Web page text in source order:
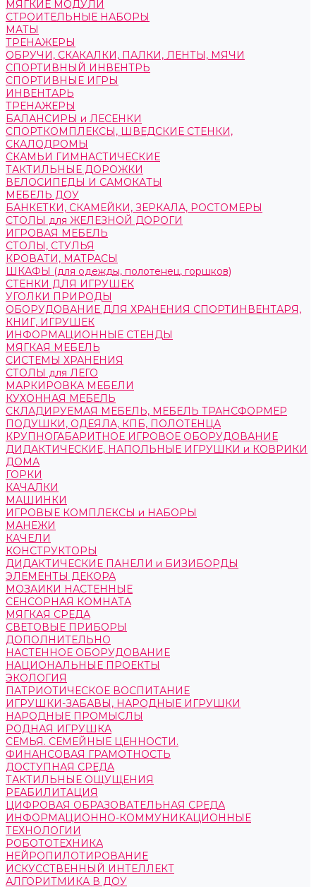
МЯГКИЕ МОДУЛИ
СТРОИТЕЛЬНЫЕ НАБОРЫ
МАТЫ
ТРЕНАЖЕРЫ
ОБРУЧИ, СКАКАЛКИ, ПАЛКИ, ЛЕНТЫ, МЯЧИ
СПОРТИВНЫЙ ИНВЕНТРЬ
СПОРТИВНЫЕ ИГРЫ
ИНВЕНТАРЬ
ТРЕНАЖЕРЫ
БАЛАНСИРЫ и ЛЕСЕНКИ
СПОРТКОМПЛЕКСЫ, ШВЕДСКИЕ СТЕНКИ,
СКАЛОДРОМЫ
СКАМЬИ ГИМНАСТИЧЕСКИЕ
ТАКТИЛЬНЫЕ ДОРОЖКИ
ВЕЛОСИПЕДЫ И САМОКАТЫ
МЕБЕЛЬ ДОУ
БАНКЕТКИ, СКАМЕЙКИ, ЗЕРКАЛА, РОСТОМЕРЫ
СТОЛЫ для ЖЕЛЕЗНОЙ ДОРОГИ
ИГРОВАЯ МЕБЕЛЬ
СТОЛЫ, СТУЛЬЯ
КРОВАТИ, МАТРАСЫ
ШКАФЫ (для одежды, полотенец, горшков)
СТЕНКИ ДЛЯ ИГРУШЕК
УГОЛКИ ПРИРОДЫ
ОБОРУДОВАНИЕ ДЛЯ ХРАНЕНИЯ СПОРТИНВЕНТАРЯ,
КНИГ, ИГРУШЕК
ИНФОРМАЦИОННЫЕ СТЕНДЫ
МЯГКАЯ МЕБЕЛЬ
СИСТЕМЫ ХРАНЕНИЯ
СТОЛЫ для ЛЕГО
МАРКИРОВКА МЕБЕЛИ
КУХОННАЯ МЕБЕЛЬ
СКЛАДИРУЕМАЯ МЕБЕЛЬ, МЕБЕЛЬ ТРАНСФОРМЕР
ПОДУШКИ, ОДЕЯЛА, КПБ, ПОЛОТЕНЦА
КРУПНОГАБАРИТНОЕ ИГРОВОЕ ОБОРУДОВАНИЕ
ДИДАКТИЧЕСКИЕ, НАПОЛЬНЫЕ ИГРУШКИ и КОВРИКИ
ДОМА
ГОРКИ
КАЧАЛКИ
МАШИНКИ
ИГРОВЫЕ КОМПЛЕКСЫ и НАБОРЫ
МАНЕЖИ
КАЧЕЛИ
КОНСТРУКТОРЫ
ДИДАКТИЧЕСКИЕ ПАНЕЛИ и БИЗИБОРДЫ
ЭЛЕМЕНТЫ ДЕКОРА
МОЗАИКИ НАСТЕННЫЕ
СЕНСОРНАЯ КОМНАТА
МЯГКАЯ СРЕДА
СВЕТОВЫЕ ПРИБОРЫ
ДОПОЛНИТЕЛЬНО
НАСТЕННОЕ ОБОРУДОВАНИЕ
НАЦИОНАЛЬНЫЕ ПРОЕКТЫ
ЭКОЛОГИЯ
ПАТРИОТИЧЕСКОЕ ВОСПИТАНИЕ
ИГРУШКИ-ЗАБАВЫ, НАРОДНЫЕ ИГРУШКИ
НАРОДНЫЕ ПРОМЫСЛЫ
РОДНАЯ ИГРУШКА
СЕМЬЯ. СЕМЕЙНЫЕ ЦЕННОСТИ.
ФИНАНСОВАЯ ГРАМОТНОСТЬ
ДОСТУПНАЯ СРЕДА
ТАКТИЛЬНЫЕ ОЩУЩЕНИЯ
РЕАБИЛИТАЦИЯ
ЦИФРОВАЯ ОБРАЗОВАТЕЛЬНАЯ СРЕДА
ИНФОРМАЦИОННО-КОММУНИКАЦИОННЫЕ
ТЕХНОЛОГИИ
РОБОТОТЕХНИКА
НЕЙРОПИЛОТИРОВАНИЕ
ИСКУССТВЕННЫЙ ИНТЕЛЛЕКТ
АЛГОРИТМИКА В ДОУ